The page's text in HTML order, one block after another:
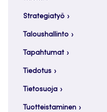
Strategiatyö
Taloushallinto
Tapahtumat
Tiedotus
Tietosuoja
Tuotteistaminen